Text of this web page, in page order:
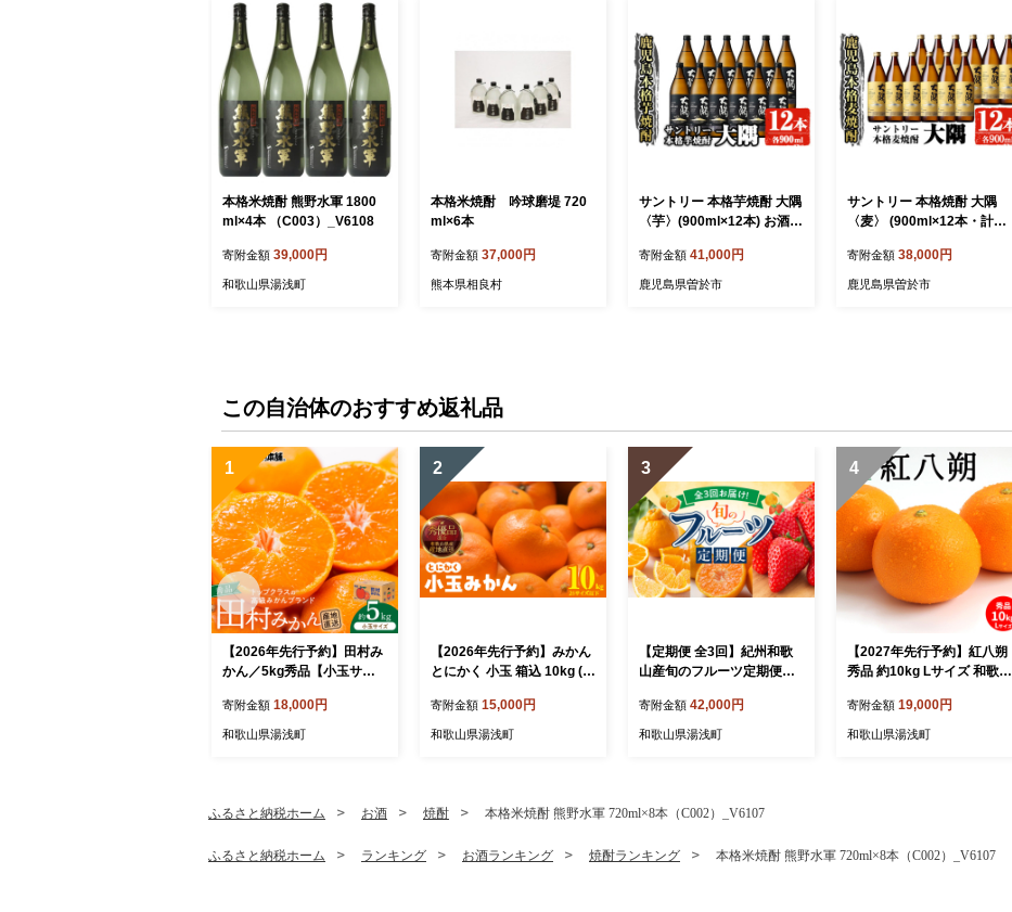
本格米焼酎 熊野水軍 1800
ml×4本 （C003）_V6108
寄附金額 39,000円
和歌山県湯浅町
本格米焼酎 吟球磨堤 720
ml×6本
寄附金額 37,000円
熊本県相良村
サントリー 本格芋焼酎 大隅
〈芋〉(900ml×12本) お酒
-v01
寄附金額 41,000円
鹿児島県曽於市
サントリー 本格焼酎 大隅
〈麦〉 (900ml×12本・計10.
家】C39-v01
寄附金額 38,000円
鹿児島県曽於市
この自治体のおすすめ返礼品
1
【2026年先行予約】田村み
かん／5kg秀品【小玉サイ
寄附金額 18,000円
和歌山県湯浅町
2
【2026年先行予約】みかん
とにかく 小玉 箱込 10kg (
下 秀品 優品 混合 有田みか
ん 和歌山県産 産地直送
寄附金額 15,000円
和歌山県湯浅町
3
【定期便 全3回】紀州和歌
山産旬のフルーツ定期便
州デコ）_G60-T84
寄附金額 42,000円
和歌山県湯浅町
4
【2027年先行予約】紅八朔
秀品 約10kg Lサイズ 和歌山
寄附金額 19,000円
和歌山県湯浅町
ふるさと納税ホーム お酒 焼酎 本格米焼酎 熊野水軍 720ml×8本（C002）_V6107
ふるさと納税ホーム ランキング お酒ランキング 焼酎ランキング 本格米焼酎 熊野水軍 720ml×8本（C002）_V6107